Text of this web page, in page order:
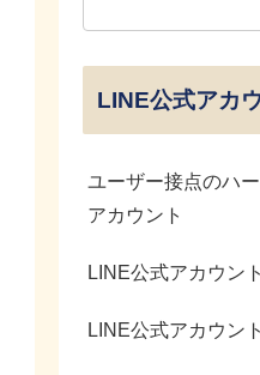
LINE公式アカ
ユーザー接点のハ
アカウント
LINE公式アカウ
LINE公式アカウ